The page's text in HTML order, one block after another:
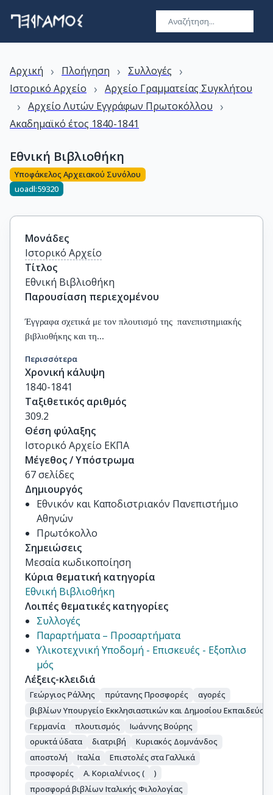
Αρχική › Πλοήγηση › Συλλογές ›
Ιστορικό Αρχείο › Αρχείο Γραμματείας Συγκλήτου
› Αρχείο Λυτών Εγγράφων Πρωτοκόλλου ›
Ακαδημαϊκό έτος 1840-1841
Εθνική Βιβλιοθήκη
Υποφάκελος Αρχειακού Συνόλου
uoadl:59320
Μονάδες
Ιστορικό Αρχείο
Τίτλος
Εθνική Βιβλιοθήκη
Παρουσίαση περιεχομένου
Έγγραφα σχετικά με τον πλουτισμό της πανεπιστημιακής
βιβλιοθήκης και τη...
Περισσότερα
Χρονική κάλυψη
1840-1841
Ταξιθετικός αριθμός
309.2
Θέση φύλαξης
Ιστορικό Αρχείο ΕΚΠΑ
Μέγεθος / Υπόστρωμα
67 σελίδες
Δημιουργός
Εθνικόν και Καποδιστριακόν Πανεπιστήμιο
Αθηνών
Πρωτόκολλο
Σημειώσεις
Μεσαία κωδικοποίηση
Κύρια θεματική κατηγορία
Εθνική Βιβλιοθήκη
Λοιπές θεματικές κατηγορίες
Συλλογές
Παραρτήματα – Προσαρτήματα
Υλικοτεχνική Υποδομή - Επισκευές - Εξοπλισ
μός
Λέξεις-κλειδιά
Γεώργιος Ράλλης πρύτανης Προσφορές
αγορές
βιβλίων Υπουργείο Εκκλησιαστικών και Δημοσίου
Γερμανία
πλουτισμός
Ιωάννης Βούρης
ορυκτά ύδατα
διατριβή
Κυριακός Δομνάνδος
αποστολή
Ιταλία
Επιστολές στα Γαλλικά
προσφορές
Α. Κοριαλένιος (
)
προσφορά βιβλίων Ιταλικής Φιλολογίας